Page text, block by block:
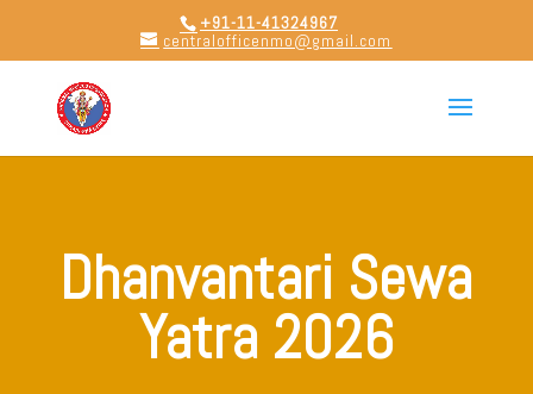
+91-11-41324967
centralofficenmo@gmail.com
Dhanvantari Sewa
Yatra 2026